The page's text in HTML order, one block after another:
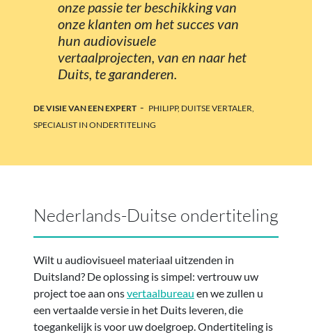
onze passie ter beschikking van
onze klanten om het succes van
hun audiovisuele
vertaalprojecten, van en naar het
Duits, te garanderen.
DE VISIE VAN EEN EXPERT - PHILIPP, DUITSE VERTALER,
SPECIALIST IN ONDERTITELING
Nederlands-Duitse ondertiteling
Wilt u audiovisueel materiaal uitzenden in
Duitsland? De oplossing is simpel: vertrouw uw
project toe aan onsvertaalbureau en we zullen u
een vertaalde versie in het Duits leveren, die
toegankelijk is voor uw doelgroep. Ondertiteling is